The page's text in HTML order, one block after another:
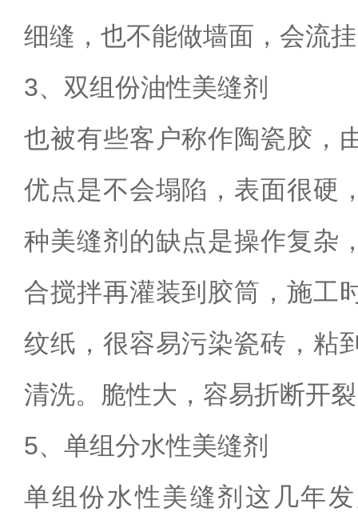
细缝，也不能做墙面，会流
3、双组份油性美缝剂
也被有些客户称作陶瓷胶，
优点是不会塌陷，表面很硬
种美缝剂的缺点是操作复杂
合搅拌再灌装到胶筒，施工
纹纸，很容易污染瓷砖，粘
清洗。脆性大，容易折断开
5、单组分水性美缝剂
单组份水性美缝剂这几年